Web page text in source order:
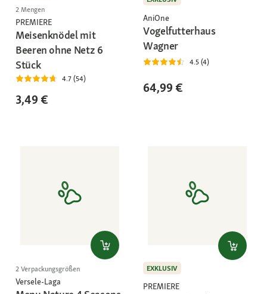
2 Mengen
PREMIERE
Meisenknödel mit
Beeren ohne Netz 6
Stück
4.7 (54)
3,49 €
AniOne
Vogelfutterhaus
Wagner
4.5 (4)
64,99 €
2 Verpackungsgrößen
Versele-Laga
EXKLUSIV
PREMIERE